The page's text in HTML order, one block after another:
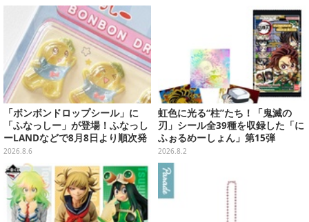
「ボンボンドロップシール」に
「ふなっしー」が登場！ふなっし
ーLANDなどで8月8日より順次発
売
2026.8.6
虹色に光る“柱”たち！「鬼滅の
刃」シール全39種を収録した「に
ふぉるめーしょん」第15弾
2026.8.2